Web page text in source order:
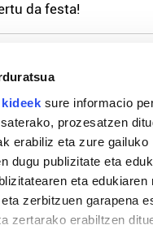
sure informacio
prozesatzen
erabiliz eta zure gailuko
dugu publizitate eta
eta edukiaren
zerbitzuen garapena
zertarako erabiltzen
da festa!